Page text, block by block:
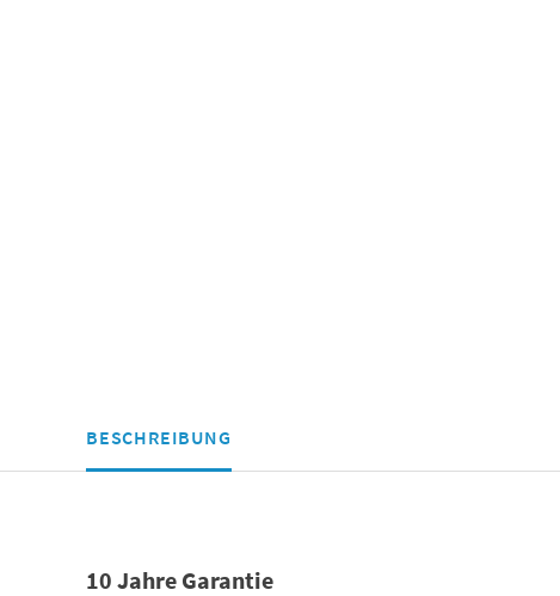
BESCHREIBUNG
10 Jahre Garantie